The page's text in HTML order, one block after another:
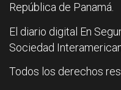
República de Panamá.
El diario digital En
Sociedad
Todos los derechos